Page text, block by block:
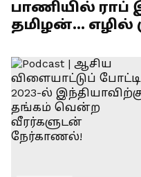
பாணியில் ராப்
தமிழன்... எழில்